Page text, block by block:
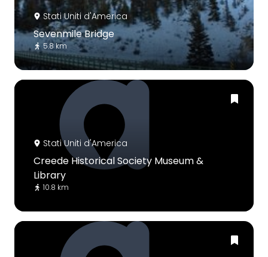
Stati Uniti d'America
Sevenmile Bridge
5.8 km
Stati Uniti d'America
Creede Historical Society Museum &
Library
10.8 km